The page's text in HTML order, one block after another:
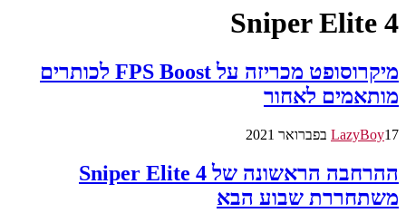
Sniper Elite 4
מיקרוסופט מכריזה על FPS Boost לכותרים
מותאמים לאחור
LazyBoy17 בפברואר 2021
ההרחבה הראשונה של Sniper Elite 4
משתחררת שבוע הבא